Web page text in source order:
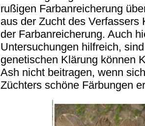
rußigen Farbanreicherung
aus der Zucht des
der Farbanreicherung. Auch
Untersuchungen hilfreich,
genetischen Klärung können
Ash nicht beitragen, wenn
Züchters schöne Färbungen